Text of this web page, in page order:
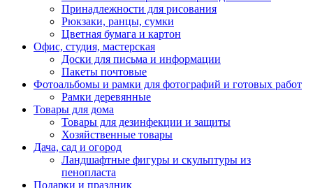
Принадлежности для рисования
Рюкзаки, ранцы, сумки
Цветная бумага и картон
Офис, студия, мастерская
Доски для письма и информации
Пакеты почтовые
Фотоальбомы и рамки для фотографий и готовых работ
Рамки деревянные
Товары для дома
Товары для дезинфекции и защиты
Хозяйственные товары
Дача, сад и огород
Ландшафтные фигуры и скульптуры из
пенопласта
Подарки и праздник